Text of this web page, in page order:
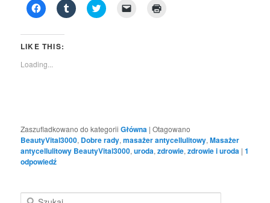
Click
to
Facebook
(Opens
new
window)
Click
to
Click
to
LIKE THIS:
Loading...
Zaszufladkowano do kategorii Główna |Otagowano
BeautyVital3000, Dobre rady,masażer antycellulitowy,Masażer
antycellulitowy BeautyVital3000,uroda,zdrowie,zdrowie i uroda |1
odpowiedź